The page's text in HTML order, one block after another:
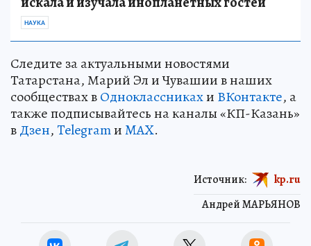
НАУКА
Следите за актуальными новостями
Татарстана, Марий Эл и Чувашии в наших
сообществах вОдноклассникахи ВКонтакте, а
также подписывайтесь на каналы «КП-Казань»
вДзен,TelegramиMAX.
Андрей МАРЬЯНОВ
Источник: kp.ru